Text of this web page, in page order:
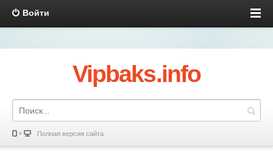
Войти
Vipbaks.info
Полная версия сайта